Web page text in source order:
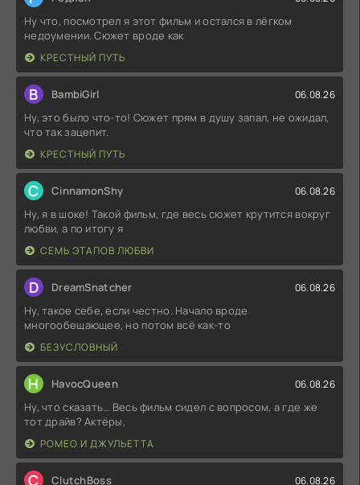
Ну что, посмотрел я этот фильм и остался в лёгком
недоумении. Сюжет вроде как
КРЕСТНЫЙ ПУТЬ
B BambiGirl 06.08.26
Ну, это было что-то! Сюжет прям в душу запал, не ожидал,
что так зацепит.
КРЕСТНЫЙ ПУТЬ
C CinnamonShy 06.08.26
Ну, я в шоке! Такой фильм, где весь сюжет крутится вокруг
любви, а по итогу я
СЕМЬ ЭТАПОВ ЛЮБВИ
D DreamSnatcher 06.08.26
Ну, такое себе, если честно. Начало вроде
многообещающее, но потом всё как-то
БЕЗУСЛОВНЫЙ
H HavocQueen 06.08.26
Ну, что сказать… Весь фильм сидел с вопросом, а где же
тот драйв? Актёры,
РОМЕО И ДЖУЛЬЕТТА
C ClutchBoss 06.08.26